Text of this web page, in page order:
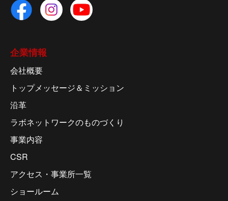
企業情報
会社概要
トップメッセージ＆ミッション
沿革
ラボネットワークのものづくり
事業内容
CSR
アクセス・事業所一覧
ショールーム